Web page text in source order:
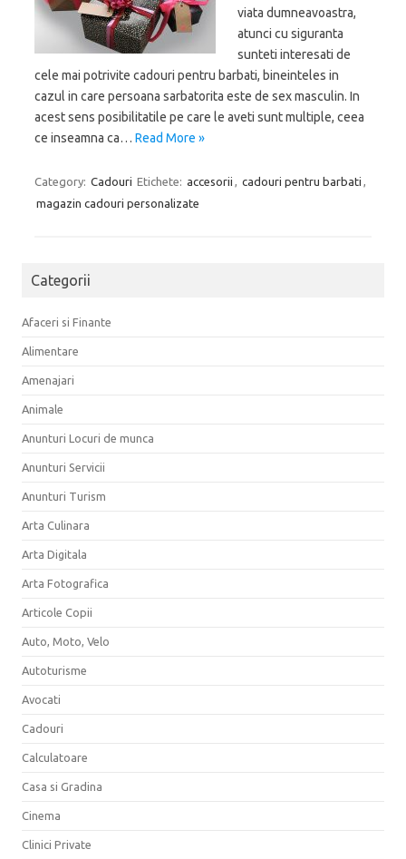
viata dumneavoastra,
atunci cu siguranta
sunteti interesati de
cele mai potrivite cadouri pentru barbati, bineinteles in
cazul in care persoana sarbatorita este de sex masculin. In
acest sens posibilitatile pe care le aveti sunt multiple, ceea
ce inseamna ca… Read More »
Category: Cadouri Etichete: accesorii , cadouri pentru barbati ,
magazin cadouri personalizate
Categorii
Afaceri si Finante
Alimentare
Amenajari
Animale
Anunturi Locuri de munca
Anunturi Servicii
Anunturi Turism
Arta Culinara
Arta Digitala
Arta Fotografica
Articole Copii
Auto, Moto, Velo
Autoturisme
Avocati
Cadouri
Calculatoare
Casa si Gradina
Cinema
Clinici Private